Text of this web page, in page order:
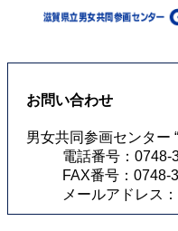
お問い合わせ
男女共同参画センター
電話番号：0748-
FAX番号：0748-
メールアドレス：